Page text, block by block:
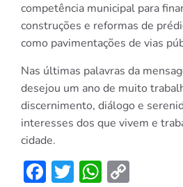
competência municipal para
construções e reformas de
como pavimentações de vias
Nas últimas palavras da
desejou um ano de muito
discernimento, diálogo e
interesses dos que vivem e
cidade.
Facebook
Twitter